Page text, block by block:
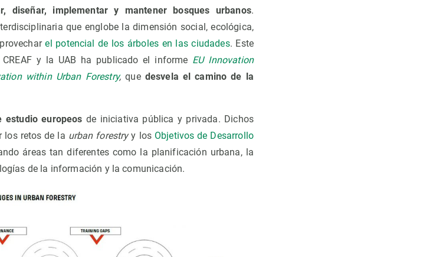
diseñar, implementar y mantener bosques urbanos.
que englobe la dimensión social, ecológica,
el potencial de los árboles en las ciudades. Este
y la UAB ha publicado el informe EU Innovation
within Urban Forestry,que desvela el camino de la
estudio europeos de iniciativa pública y privada. Dichos
los retos de la urban forestryy los Objetivos de Desarrollo
áreas tan diferentes como la planificación urbana, la
de la información y la comunicación.